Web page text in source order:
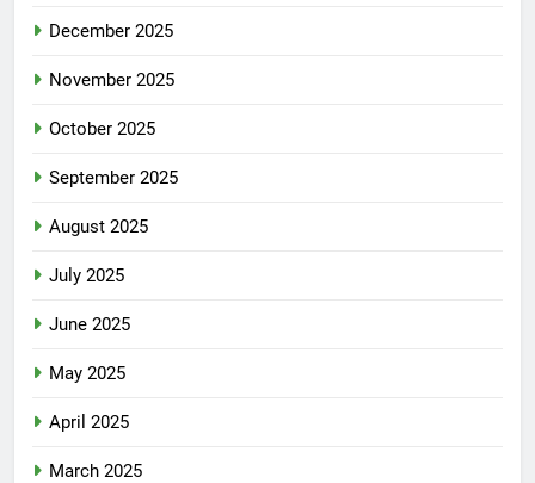
December 2025
November 2025
October 2025
September 2025
August 2025
July 2025
June 2025
May 2025
April 2025
March 2025